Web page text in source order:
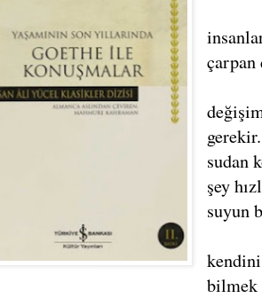
sudan
şey
suyun
bilmek